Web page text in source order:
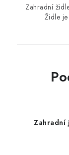
Zahradní
Židle
Zahradní